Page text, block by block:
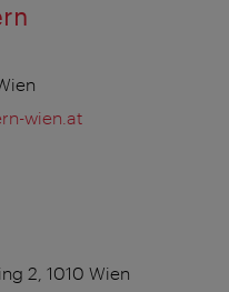
wien.at
2, 1010 Wien